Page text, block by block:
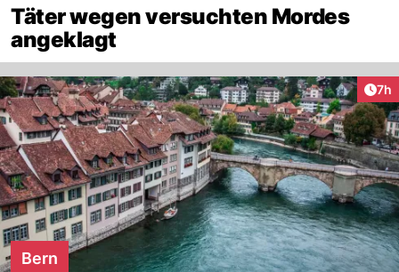
Täter wegen versuchten Mordes
angeklagt
7h
Bern